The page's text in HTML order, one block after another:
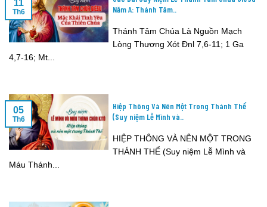
Năm A: Thánh Tâm..
Thánh Tâm Chúa Là Nguồn Mạch
Lòng Thương Xót Ðnl 7,6-11; 1 Ga
4,7-16; Mt...
11
Th6
Hiệp Thông Và Nên Một Trong Thánh Thể
(Suy niệm Lễ Mình và..
HIỆP THÔNG VÀ NÊN MỘT TRONG
THÁNH THỂ (Suy niệm Lễ Mình và
Máu Thánh...
05
Th6